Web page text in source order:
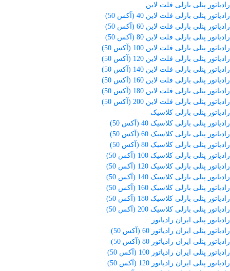
رادیاتور پنلی بارلی فلت لاین
رادیاتور پنلی بارلی فلت لاین 40 (آکس 50)
رادیاتور پنلی بارلی فلت لاین 60 (آکس 50)
رادیاتور پنلی بارلی فلت لاین 80 (آکس 50)
رادیاتور پنلی بارلی فلت لاین 100 (آکس 50)
رادیاتور پنلی بارلی فلت لاین 120 (آکس 50)
رادیاتور پنلی بارلی فلت لاین 140 (آکس 50)
رادیاتور پنلی بارلی فلت لاین 160 (آکس 50)
رادیاتور پنلی بارلی فلت لاین 180 (آکس 50)
رادیاتور پنلی بارلی فلت لاین 200 (آکس 50)
رادیاتور پنلی بارلی کلاسیک
رادیاتور پنلی بارلی کلاسیک 40 (آکس 50)
رادیاتور پنلی بارلی کلاسیک 60 (آکس 50)
رادیاتور پنلی بارلی کلاسیک 80 (آکس 50)
رادیاتور پنلی بارلی کلاسیک 100 (آکس 50)
رادیاتور پنلی بارلی کلاسیک 120 (آکس 50)
رادیاتور پنلی بارلی کلاسیک 140 (آکس 50)
رادیاتور پنلی بارلی کلاسیک 160 (آکس 50)
رادیاتور پنلی بارلی کلاسیک 180 (آکس 50)
رادیاتور پنلی بارلی کلاسیک 200 (آکس 50)
رادیاتور پنلی ایران رادیاتور
رادیاتور پنلی ایران رادیاتور 60 (آکس 50)
رادیاتور پنلی ایران رادیاتور 80 (آکس 50)
رادیاتور پنلی ایران رادیاتور 100 (آکس 50)
رادیاتور پنلی ایران رادیاتور 120 (آکس 50)